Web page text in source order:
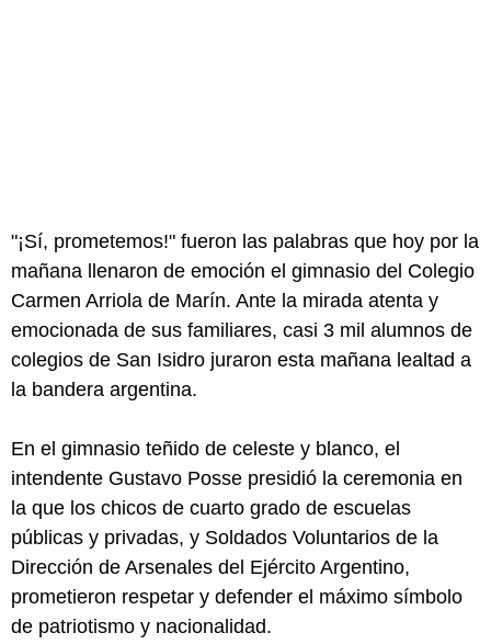
"¡Sí, prometemos!" fueron las palabras que hoy por la
mañana llenaron de emoción el gimnasio del Colegio
Carmen Arriola de Marín. Ante la mirada atenta y
emocionada de sus familiares, casi 3 mil alumnos de
colegios de San Isidro juraron esta mañana lealtad a
la bandera argentina.
En el gimnasio teñido de celeste y blanco, el
intendente Gustavo Posse presidió la ceremonia en
la que los chicos de cuarto grado de escuelas
públicas y privadas, y Soldados Voluntarios de la
Dirección de Arsenales del Ejército Argentino,
prometieron respetar y defender el máximo símbolo
de patriotismo y nacionalidad.